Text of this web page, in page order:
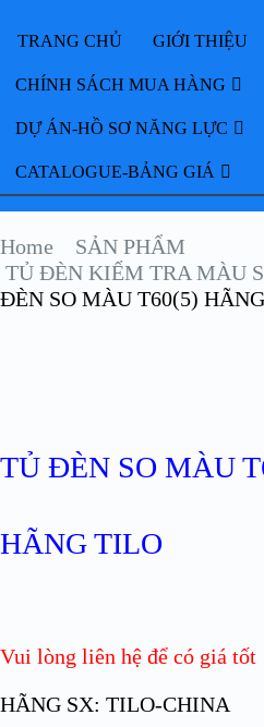
TRANG CHỦ GIỚI THIỆU
CHÍNH SÁCH MUA HÀNG
DỰ ÁN-HỒ SƠ NĂNG LỰC
CATALOGUE-BẢNG GIÁ
Home
SẢN PHẨM
TỦ ĐÈN KIỂM TRA MÀU
ĐÈN SO MÀU T60(5)
TỦ ĐÈN SO MÀU
HÃNG TILO
Vui lòng liên hệ để có giá tốt
HÃNG SX: TILO-CHINA